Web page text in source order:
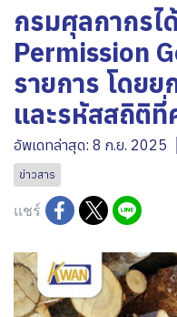
กรมศุลกากรไ
Permission
รายการ โดย
และรหัสสถิติ
อัพเดทล่าสุด: 8 ก.ย. 2025
ข่าวสาร
แชร์